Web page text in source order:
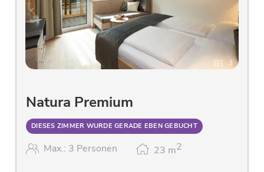
3
Natura Premium
DIESES ZIMMER WURDE GERADE EBEN GEBUCHT
Max.: 3 Personen 23 m2